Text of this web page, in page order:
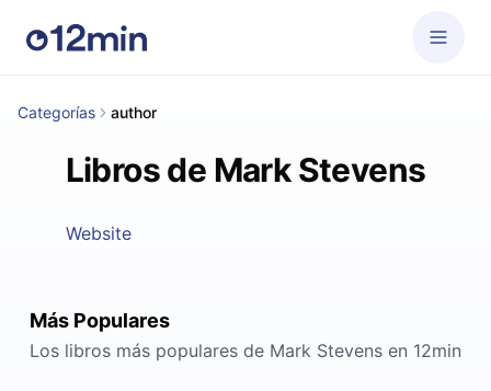
Categorías author
Libros de Mark Stevens
Website
Más Populares
Los libros más populares de Mark Stevens en 12min